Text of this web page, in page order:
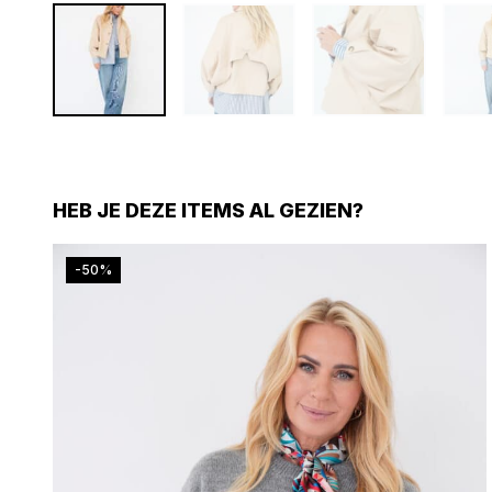
HEB JE DEZE ITEMS AL GEZIEN?
-50%